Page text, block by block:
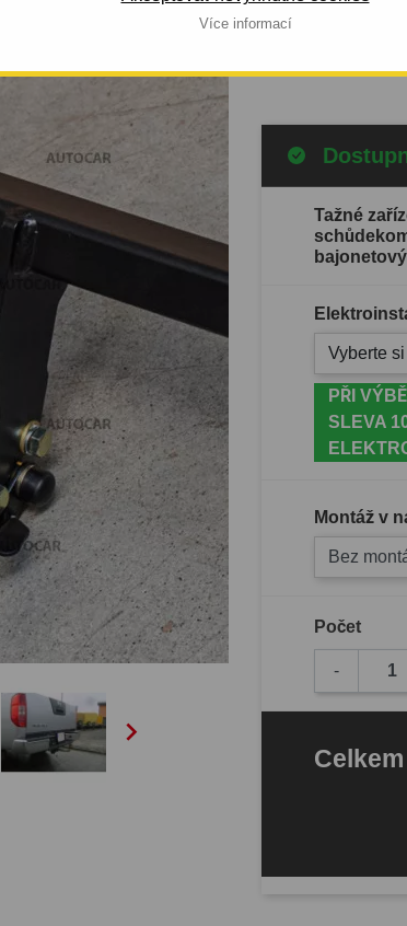
Více informací

automobilu: od
Tažné
Vyberte
PŘI
SLEVA
Montáž v
Bez
Počet
-
Celkem